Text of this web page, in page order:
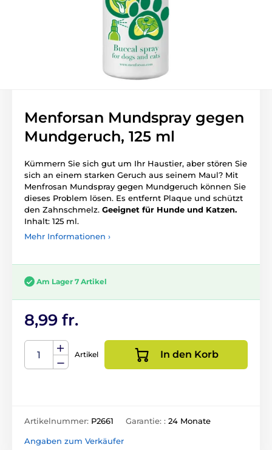
Menforsan Mundspray gegen
Mundgeruch, 125 ml
Kümmern Sie sich gut um Ihr Haustier, aber stören Sie
sich an einem starken Geruch aus seinem Maul? Mit
Menfrosan Mundspray gegen Mundgeruch können Sie
dieses Problem lösen. Es entfernt Plaque und schützt
den Zahnschmelz. Geeignet für Hunde und Katzen.
Inhalt: 125 ml.
Mehr Informationen ›
Am Lager 7 Artikel
8,99 fr.
Artikel In den Korb
Artikelnummer: P2661 Garantie: : 24 Monate
Angaben zum Verkäufer